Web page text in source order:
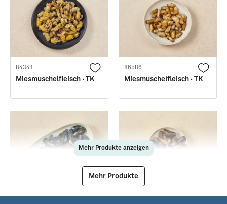
84341
Miesmuschelfleisch · TK
86586
Miesmuschelfleisch · TK
Mehr Produkte anzeigen
Mehr Produkte